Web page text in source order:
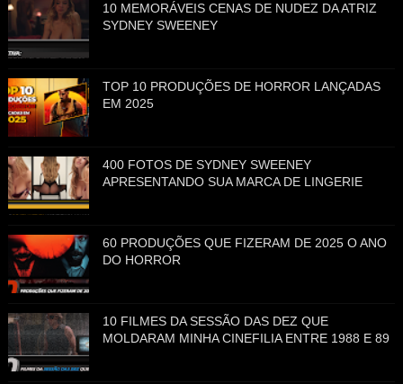
10 MEMORÁVEIS CENAS DE NUDEZ DA ATRIZ
SYDNEY SWEENEY
TOP 10 PRODUÇÕES DE HORROR LANÇADAS
EM 2025
400 FOTOS DE SYDNEY SWEENEY
APRESENTANDO SUA MARCA DE LINGERIE
60 PRODUÇÕES QUE FIZERAM DE 2025 O ANO
DO HORROR
10 FILMES DA SESSÃO DAS DEZ QUE
MOLDARAM MINHA CINEFILIA ENTRE 1988 E 89